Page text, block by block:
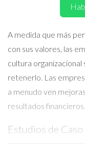
A medida que más
con sus valores, las
cultura
retenerlo. Las
a menudo ven
resultados financieros.
Estudios de Caso
Caso 1: